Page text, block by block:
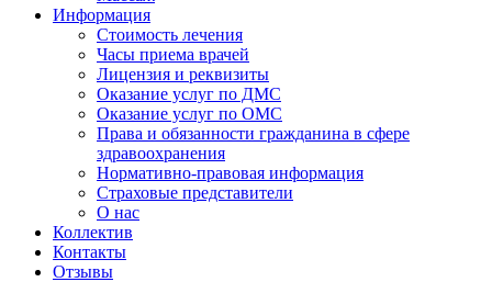
Информация
Стоимость лечения
Часы приема врачей
Лицензия и реквизиты
Оказание услуг по ДМС
Оказание услуг по ОМС
Права и обязанности гражданина в сфере
здравоохранения
Нормативно-правовая информация
Страховые представители
О нас
Коллектив
Контакты
Отзывы